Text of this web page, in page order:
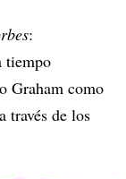
:
tiempo
Graham como
través de los